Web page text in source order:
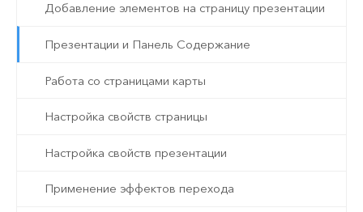
Добавление элементов на страницу презентации
Презентации и Панель Содержание
Работа со страницами карты
Настройка свойств страницы
Настройка свойств презентации
Применение эффектов перехода